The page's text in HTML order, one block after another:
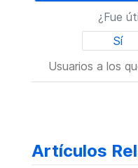
¿Fue
Sí
Usuarios a los
Artículos